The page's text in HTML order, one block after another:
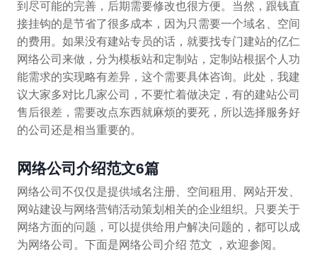
到尽可能的完善，后期需要修改也很方便。当然，跟钱直
接挂钩的是节省了很多成本，因为只需要一个域名、空间
的费用。如果没有建站专员的话，就要找专门建站的亿仁
网络公司来做，分为模板站和定制站，定制站根据个人功
能需求的实现略有差异，这个需要具体咨询。此处，我建
议大家多对比几家公司，不要忙着做决定，有的建站公司
售后很差，需要改点东西就麻烦的要死，所以选择服务好
的公司还是相当重要的。
网络公司介绍范文6篇
网络公司不仅仅是提供域名注册、空间租用、网站开发、
网站建设与网络营销活动策划相关的企业组织。只要关于
网络方面的问题，可以提供给用户解决问题的，都可以成
为网络公司。下面是网络公司介绍 范文 ，欢迎参阅。